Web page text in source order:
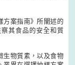
方案指南》所闡述的
其食品的安全和質
生物質素，以及食物